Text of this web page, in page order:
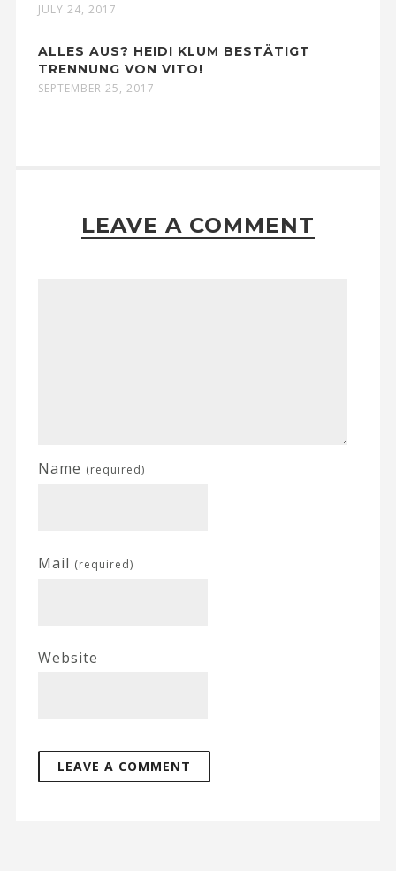
JULY 24, 2017
ALLES AUS? HEIDI KLUM BESTÄTIGT
TRENNUNG VON VITO!
SEPTEMBER 25, 2017
LEAVE A COMMENT
Name (required)
Mail (required)
Website